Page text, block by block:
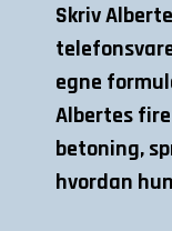
Skriv
egne
Albertes
betoning,
hvordan